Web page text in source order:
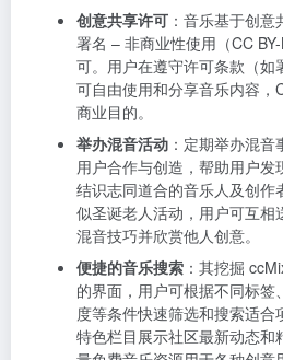
创意共享许可 ：音乐基于创
署名 – 非商业性使用（CC
可。用户在遵守许可条款（如
可自由使用和分享音乐内容，
商业目的。
举办混音活动 ：定期举办混
用户合作与创造，帮助用户发
结识志同道合的音乐人及创作
似圣诞老人活动，用户可互相
混音技巧并欣赏他人创意。
便捷的音乐搜索 ：其挖掘
的界面，用户可根据不同标签
度等条件快速筛选和搜索适
特色栏目展示社区最新动态和